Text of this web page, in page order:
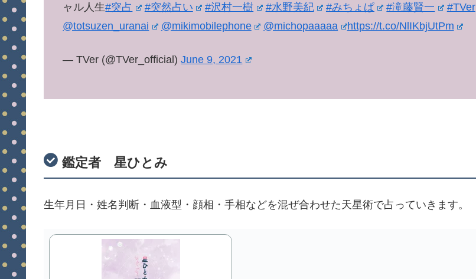
ャル人生#突占 #突然占い #沢村一樹 #水野美紀 #みちょぱ #滝藤賢一
#TVer
@totsuzen_uranai
@mikimobilephone @michopaaaaa https://t.co/NlIKbjUtPm
— TVer (@TVer_official)June 9, 2021
鑑定者 星ひとみ
生年月日・姓名判断・血液型・顔相・手相などを混ぜ合わせた天星術で占っていきます。